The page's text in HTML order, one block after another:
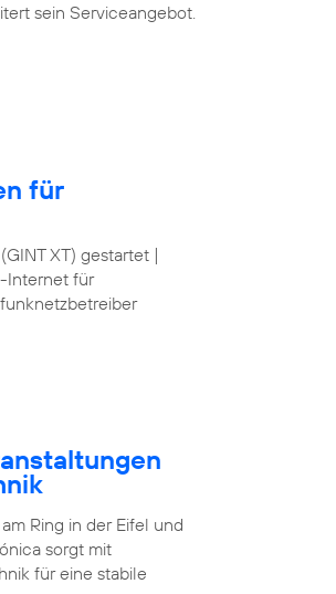
sein Serviceangebot.
für
XT) gestartet |
Internet für
Ring in der Eifel und
sorgt mit
für eine stabile